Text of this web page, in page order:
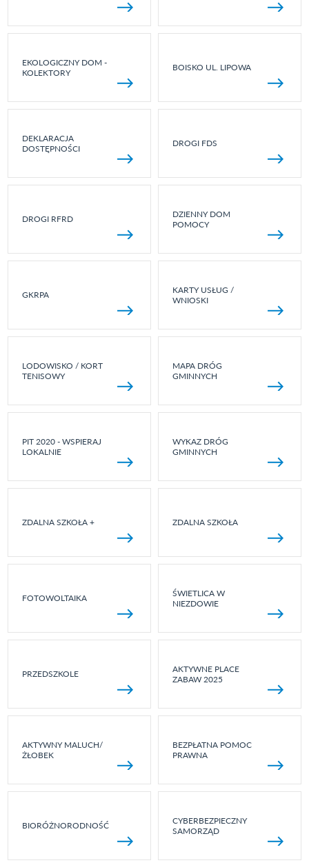
EKOLOGICZNY DOM -
KOLEKTORY
BOISKO UL. LIPOWA
DEKLARACJA
DOSTĘPNOŚCI
DROGI FDS
DROGI RFRD
DZIENNY DOM
POMOCY
GKRPA
KARTY USŁUG /
WNIOSKI
LODOWISKO / KORT
TENISOWY
MAPA DRÓG
GMINNYCH
PIT 2020 - WSPIERAJ
LOKALNIE
WYKAZ DRÓG
GMINNYCH
ZDALNA SZKOŁA + ZDALNA SZKOŁA
FOTOWOLTAIKA
ŚWIETLICA W
NIEZDOWIE
PRZEDSZKOLE
AKTYWNE PLACE
ZABAW 2025
AKTYWNY MALUCH/
ŻŁOBEK
BEZPŁATNA POMOC
PRAWNA
BIORÓŻNORODNOŚĆ
CYBERBEZPIECZNY
SAMORZĄD